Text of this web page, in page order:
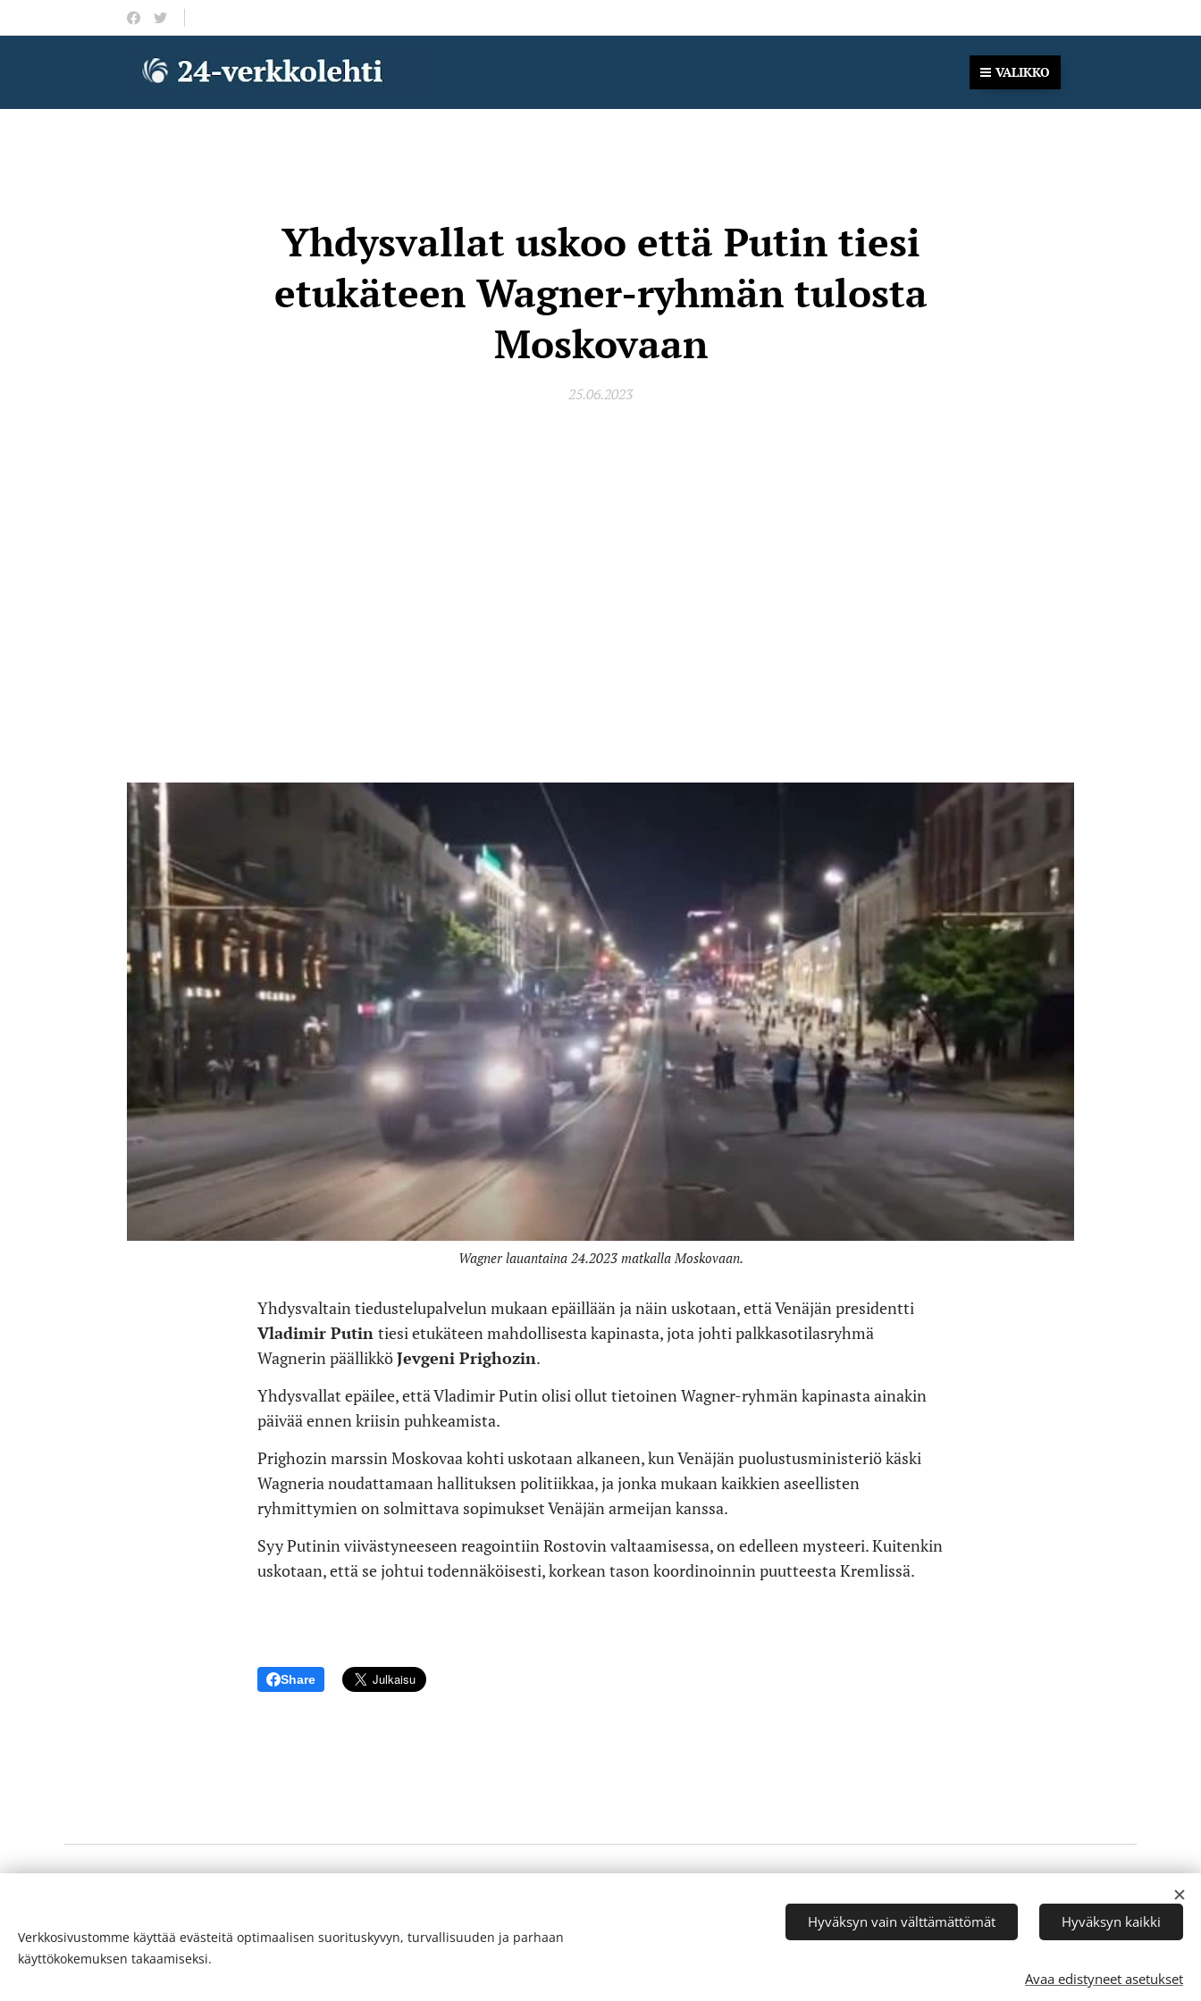
VALIKKO
Yhdysvallat uskoo että Putin tiesi
etukäteen Wagner-ryhmän tulosta
Moskovaan
25.06.2023
Wagner lauantaina 24.2023 matkalla Moskovaan.
Yhdysvaltain tiedustelupalvelun mukaan epäillään ja näin uskotaan, että Venäjän presidentti
Vladimir Putin tiesi etukäteen mahdollisesta kapinasta, jota johti palkkasotilasryhmä
Wagnerin päällikköJevgeni Prighozin.
Yhdysvallat epäilee, että Vladimir Putin olisi ollut tietoinen Wagner-ryhmän kapinasta ainakin
päivää ennen kriisin puhkeamista.
Prighozin marssin Moskovaa kohti uskotaan alkaneen, kun Venäjän puolustusministeriö käski
Wagneria noudattamaan hallituksen politiikkaa, ja jonka mukaan kaikkien aseellisten
ryhmittymien on solmittava sopimukset Venäjän armeijan kanssa.
Syy Putinin viivästyneeseen reagointiin Rostovin valtaamisessa, on edelleen mysteeri. Kuitenkin
uskotaan, että se johtui todennäköisesti, korkean tason koordinoinnin puutteesta Kremlissä.
Share
ISSN 2342-3439
LuotuWebnodella
Evästeet
Verkkosivustomme käyttää evästeitä optimaalisen suorituskyvyn, turvallisuuden ja parhaan
käyttökokemuksen takaamiseksi.
Hyväksyn vain välttämättömät Hyväksyn kaikki
Avaa edistyneet asetukset